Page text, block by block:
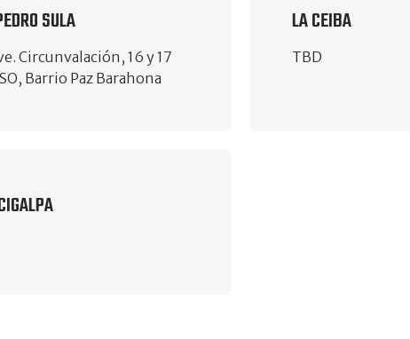
SULA
Circunvalación, 16 y 17
Barrio Paz Barahona
LA CEIBA
TBD